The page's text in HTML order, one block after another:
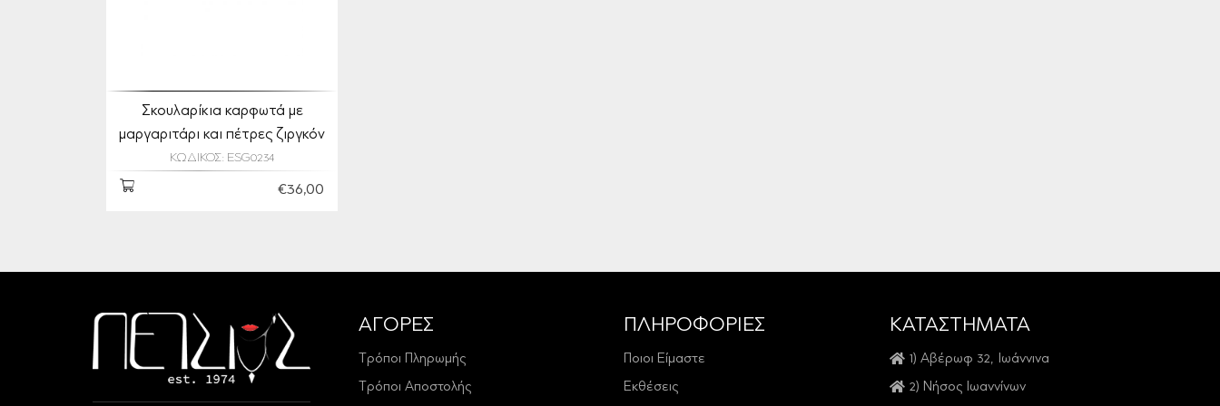
Σκουλαρίκια καρφωτά με
μαργαριτάρι και πέτρες ζιργκόν
ΚΩΔΙΚΟΣ: ESG0234
€36,00
ΑΓΟΡΕΣ
Τρόποι Πληρωμής
Τρόποι Αποστολής
ΠΛΗΡΟΦΟΡΙΕΣ
Ποιοι Είμαστε
Εκθέσεις
ΚΑΤΑΣΤΗΜΑΤΑ
1) Αβέρωφ 32, Ιωάννινα
2) Νήσος Ιωαννίνων